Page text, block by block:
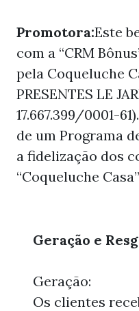
Promotora:Este
com a “CRM
pela Coqueluche
PRESENTES LE
17.667.399/0001-
de um Programa
a fidelização dos
“Coqueluche
Geração e
Geração:
Os clientes